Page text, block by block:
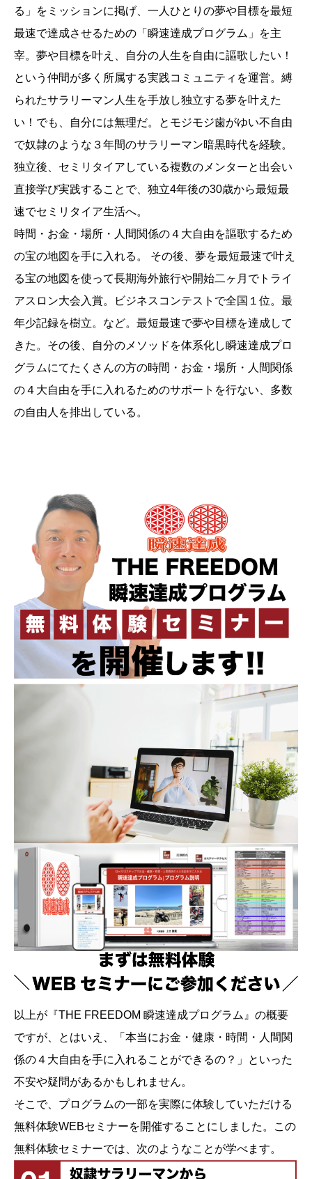
る」をミッションに掲げ、一人ひとりの夢や目標を最短
最速で達成させるための「瞬速達成プログラム」を主
宰。夢や目標を叶え、自分の人生を自由に謳歌したい！
という仲間が多く所属する実践コミュニティを運営。縛
られたサラリーマン人生を手放し独立する夢を叶えた
い！でも、自分には無理だ。とモジモジ歯がゆい不自由
で奴隷のような３年間のサラリーマン暗黒時代を経験。
独立後、セミリタイアしている複数のメンターと出会い
直接学び実践することで、独立4年後の30歳から最短最
速でセミリタイア生活へ。
時間・お金・場所・人間関係の４大自由を謳歌するため
の宝の地図を手に入れる。 その後、夢を最短最速で叶え
る宝の地図を使って長期海外旅行や開始二ヶ月でトライ
アスロン大会入賞。ビジネスコンテストで全国１位。最
年少記録を樹立。など。最短最速で夢や目標を達成して
きた。その後、自分のメソッドを体系化し瞬速達成プロ
グラムにてたくさんの方の時間・お金・場所・人間関係
の４大自由を手に入れるためのサポートを行ない、多数
の自由人を排出している。
以上が『THE FREEDOM 瞬速達成プログラム』の概要
ですが、とはいえ、「本当にお金・健康・時間・人間関
係の４大自由を手に入れることができるの？」といった
不安や疑問があるかもしれません。
そこで、プログラムの一部を実際に体験していただける
無料体験WEBセミナーを開催することにしました。この
無料体験セミナーでは、次のようなことが学べます。